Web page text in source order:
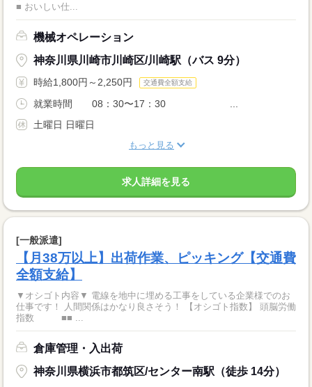
■ おいしい仕...
機械オペレーション
神奈川県川崎市川崎区/川崎駅（バス 9分）
時給1,800円～2,250円 交通費全額支給
就業時間 08：30〜17：30 ...
土曜日 日曜日
もっと見る
求人詳細を見る
[一般派遣]
【月38万以上】出荷作業、ピッキング【交通費
全額支給】
▼オシゴト内容▼ 電線を地中に埋める工事をしている企業様でのお
仕事です！ 人間関係はかなり良さそう！ 【オシゴト指数】 頭脳労働
指数 ■■ ...
倉庫管理・入出荷
神奈川県横浜市都筑区/センター南駅（徒歩 14分）